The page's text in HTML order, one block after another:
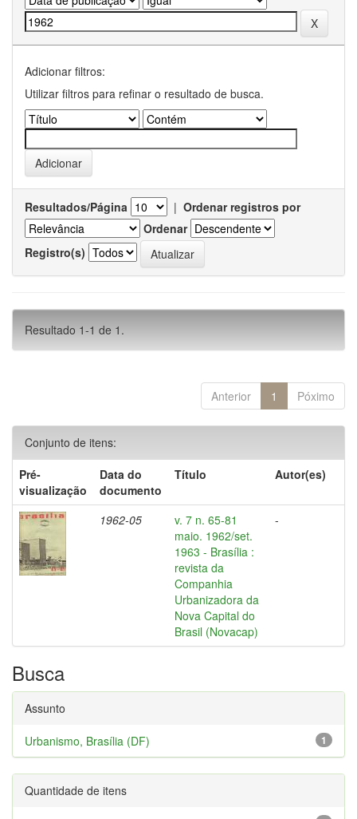
Adicionar filtros:
Utilizar filtros para refinar o resultado de busca.
Resultados/Página | Ordenar registros por
Ordenar
Registro(s)
Resultado 1-1 de 1.
Anterior 1 Póximo
Conjunto de itens:
Pré-
visualização
Data do
documento
Título Autor(es)
1962-05
v. 7 n. 65-81
maio. 1962/set.
1963 - Brasília :
revista da
Companhia
Urbanizadora da
Nova Capital do
Brasil (Novacap)
-
Busca
Assunto
1
Urbanismo, Brasília (DF)
Quantidade de itens